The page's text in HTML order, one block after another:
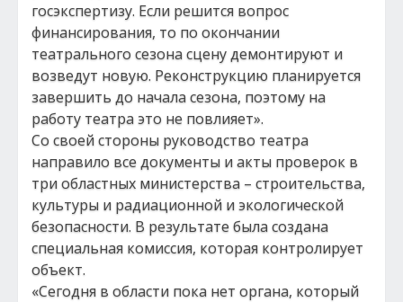
госэкспертизу. Если решится вопрос
финансирования, то по окончании
театрального сезона сцену демонтируют и
возведут новую. Реконструкцию планируется
завершить до начала сезона, поэтому на
работу театра это не повлияет».
Со своей стороны руководство театра
направило все документы и акты проверок в
три областных министерства – строительства,
культуры и радиационной и экологической
безопасности. В результате была создана
специальная комиссия, которая контролирует
объект.
«Сегодня в области пока нет органа, который